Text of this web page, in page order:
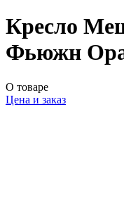
Кресло
Фьюжн
О товаре
Цена и заказ